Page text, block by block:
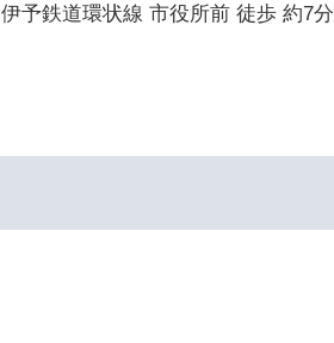
伊予鉄道環状線 市役所前 徒歩 約7分